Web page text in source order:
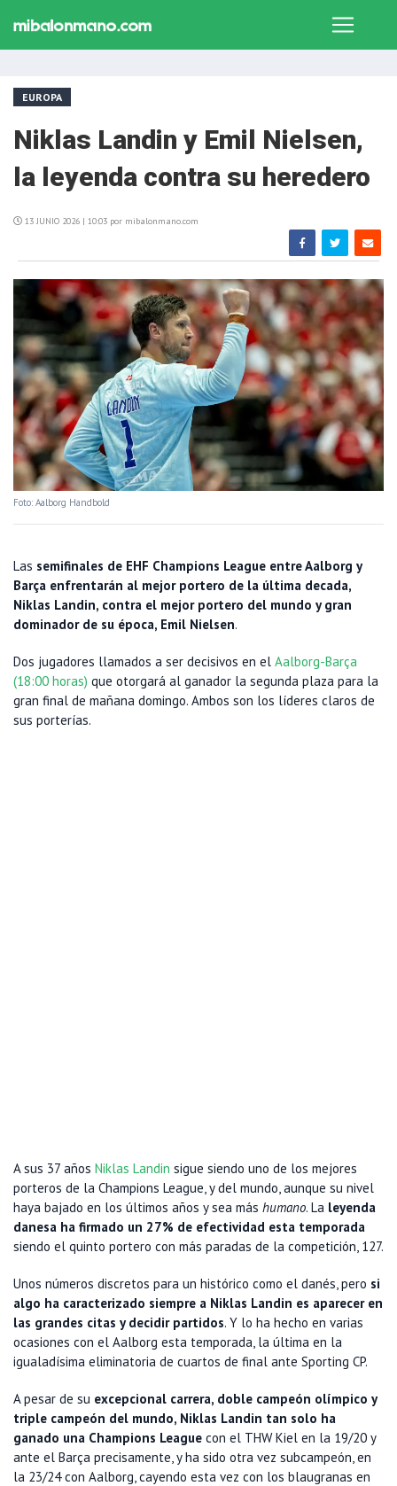
EUROPA
Niklas Landin y Emil Nielsen,
la leyenda contra su heredero
13 JUNIO 2026 | 10:03 por mibalonmano.com
Foto: Aalborg Handbold
Las semifinales de EHF Champions League entre Aalborg y
Barça enfrentarán al mejor portero de la última decada,
Niklas Landin, contra el mejor portero del mundo y gran
dominador de su época, Emil Nielsen.
Dos jugadores llamados a ser decisivos en el Aalborg-Barça
(18:00 horas) que otorgará al ganador la segunda plaza para la
gran final de mañana domingo. Ambos son los líderes claros de
sus porterías.
A sus 37 años Niklas Landin sigue siendo uno de los mejores
porteros de la Champions League, y del mundo, aunque su nivel
haya bajado en los últimos años y sea más humano. La leyenda
danesa ha firmado un 27% de efectividad esta temporada
siendo el quinto portero con más paradas de la competición, 127.
Unos números discretos para un histórico como el danés, pero si
algo ha caracterizado siempre a Niklas Landin es aparecer en
las grandes citas y decidir partidos. Y lo ha hecho en varias
ocasiones con el Aalborg esta temporada, la última en la
igualadísima eliminatoria de cuartos de final ante Sporting CP.
A pesar de su excepcional carrera, doble campeón olímpico y
triple campeón del mundo, Niklas Landin tan solo ha
ganado una Champions League con el THW Kiel en la 19/20 y
ante el Barça precisamente, y ha sido otra vez subcampeón, en
la 23/24 con Aalborg, cayendo esta vez con los blaugranas en